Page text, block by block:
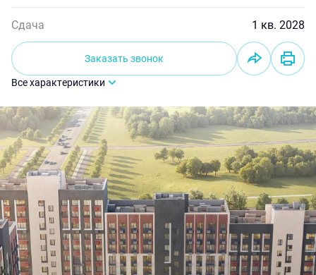
Сдача 1 кв. 2028
Заказать звонок
Все характеристики